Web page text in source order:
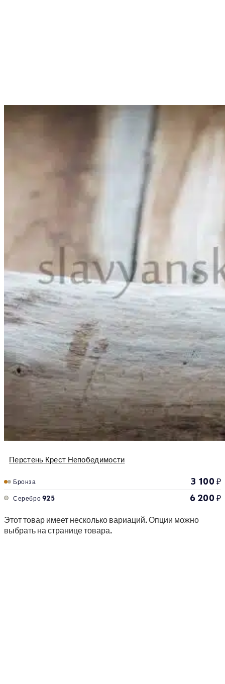
Перстень Крест Непобедимости
Бронза 3 100₽
Серебро 925 6 200₽
Этот товар имеет несколько вариаций. Опции можно
выбрать на странице товара.